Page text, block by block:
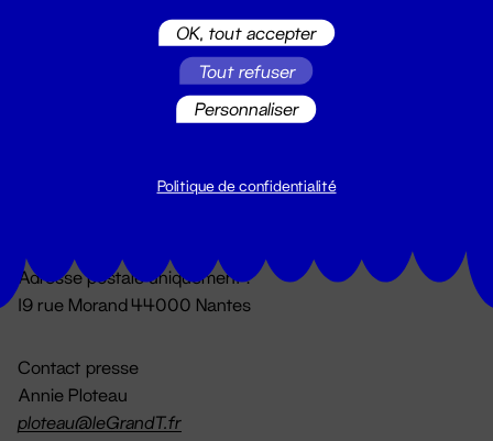
Du lundi au vendredi 14h → 18h
Adresse postale uniquement :
19 rue Morand 44000 Nantes
Contact presse
Annie Ploteau
ploteau@leGrandT.fr
OK, tout accepter
Tout refuser
Personnaliser
Politique de confidentialité